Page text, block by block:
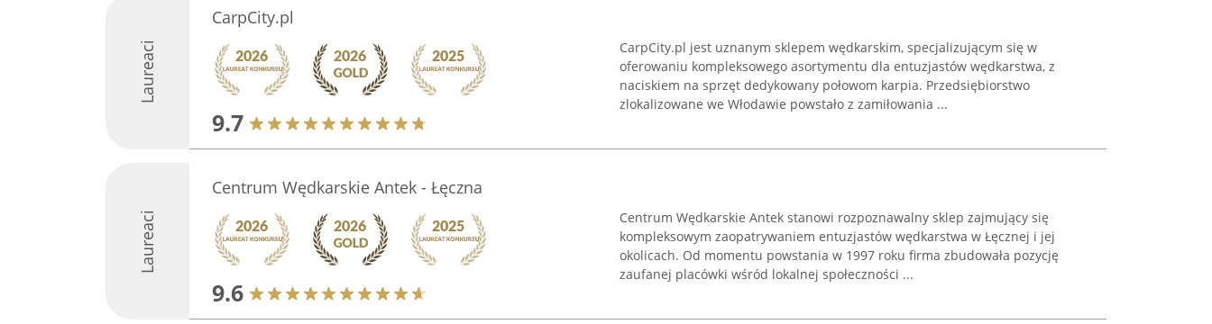
Laureaci
CarpCity.pl
9.7
CarpCity.pl jest uznanym sklepem wędkarskim, specjalizującym się w
oferowaniu kompleksowego asortymentu dla entuzjastów wędkarstwa, z
naciskiem na sprzęt dedykowany połowom karpia. Przedsiębiorstwo
zlokalizowane we Włodawie powstało z zamiłowania ...
Laureaci
Centrum Wędkarskie Antek - Łęczna
9.6
Centrum Wędkarskie Antek stanowi rozpoznawalny sklep zajmujący się
kompleksowym zaopatrywaniem entuzjastów wędkarstwa w Łęcznej i jej
okolicach. Od momentu powstania w 1997 roku firma zbudowała pozycję
zaufanej placówki wśród lokalnej społeczności ...